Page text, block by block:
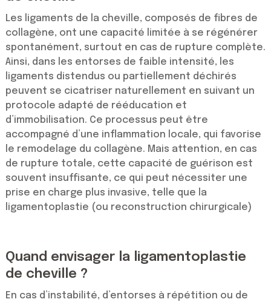
Les ligaments de la cheville, composés de fibres de
collagène, ont une capacité limitée à se régénérer
spontanément, surtout en cas de rupture complète.
Ainsi, dans les entorses de faible intensité, les
ligaments distendus ou partiellement déchirés
peuvent se cicatriser naturellement en suivant un
protocole adapté de rééducation et
d’immobilisation. Ce processus peut être
accompagné d’une inflammation locale, qui favorise
le remodelage du collagène. Mais attention, en cas
de rupture totale, cette capacité de guérison est
souvent insuffisante, ce qui peut nécessiter une
prise en charge plus invasive, telle que la
ligamentoplastie (ou reconstruction chirurgicale)
Quand envisager la ligamentoplastie
de cheville ?
En cas d’instabilité, d’entorses à répétition ou de